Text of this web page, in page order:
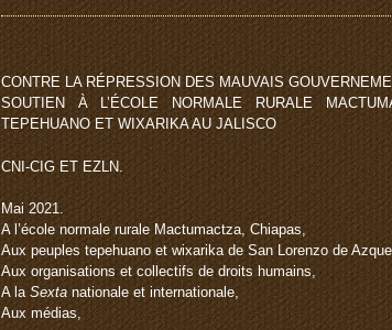
CONTRE LA RÉPRESSION DES MAUVAIS
SOUTIEN À L’ÉCOLE NORMALE RURALE
TEPEHUANO ET WIXARIKA AU JALISCO
CNI-CIG ET EZLN.
Mai 2021.
A l’école normale rurale Mactumactza, Chiapas,
Aux peuples tepehuano et wixarika de San Lorenzo de
Aux organisations et collectifs de droits humains,
A laSexta nationale et internationale,
Aux médias,